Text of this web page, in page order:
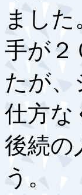
ました
手が２
たが、
仕方な
後続の
う。